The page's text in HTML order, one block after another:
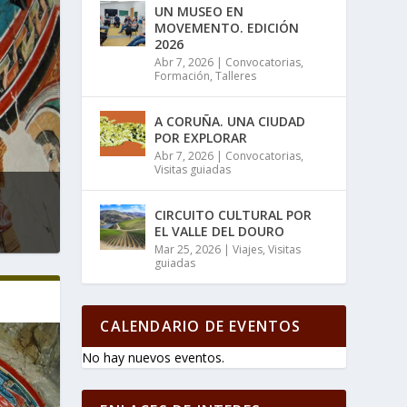
UN MUSEO EN
MOVEMENTO. EDICIÓN
2026
Abr 7, 2026 | Convocatorias,
Formación,Talleres
A CORUÑA. UNA CIUDAD
POR EXPLORAR
Abr 7, 2026 | Convocatorias,
Visitas guiadas
CIRCUITO CULTURAL POR
EL VALLE DEL DOURO
Mar 25, 2026 |Viajes,Visitas
guiadas
CALENDARIO DE EVENTOS
No hay nuevos eventos.